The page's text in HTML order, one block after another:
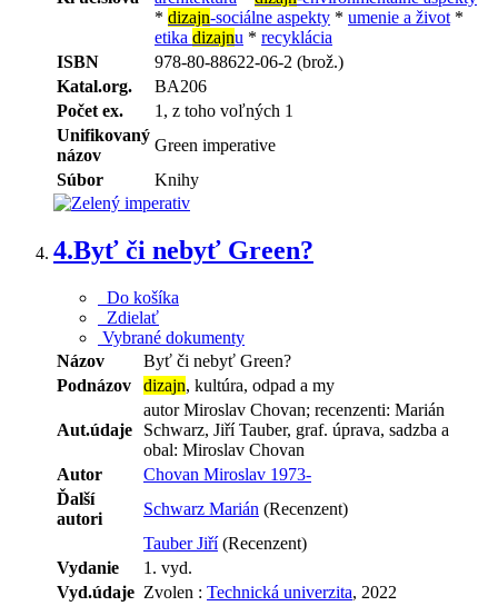
* dizajn-sociálne aspekty * umenie a život *
etika dizajnu * recyklácia
ISBN
978-80-88622-06-2 (brož.)
Katal.org.
BA206
Počet ex.
1, z toho voľných 1
Unifikovaný
názov
Green imperative
Súbor
Knihy
4.Byť či nebyť Green?
Do košíka
Zdielať
Vybrané dokumenty
Názov
Byť či nebyť Green?
Podnázov
dizajn, kultúra, odpad a my
Aut.údaje
autor Miroslav Chovan; recenzenti: Marián
Schwarz, Jiří Tauber, graf. úprava, sadzba a
obal: Miroslav Chovan
Autor
Chovan Miroslav 1973-
Ďalší
autori
Schwarz Marián (Recenzent)
Tauber Jiří(Recenzent)
Vydanie
1. vyd.
Vyd.údaje Zvolen : Technická univerzita, 2022